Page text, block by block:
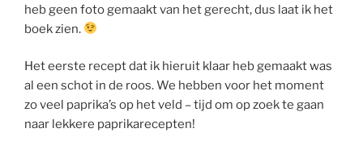
heb geen foto gemaakt van het gerecht, dus laat ik het
boek zien.
Het eerste recept dat ik hieruit klaar heb gemaakt was
al een schot in de roos. We hebben voor het moment
zo veel paprika’s op het veld – tijd om op zoek te gaan
naar lekkere paprikarecepten!